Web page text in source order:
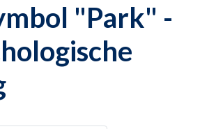
"Park" -